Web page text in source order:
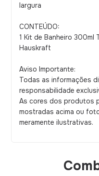
largura
CONTEÚDO:
1 Kit de Banheiro 300ml
Hauskraft
Aviso Importante:
Todas as informações
responsabilidade
As cores dos produtos
mostradas acima ou
meramente ilustrativas.